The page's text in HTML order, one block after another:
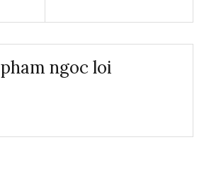
pham ngoc loi